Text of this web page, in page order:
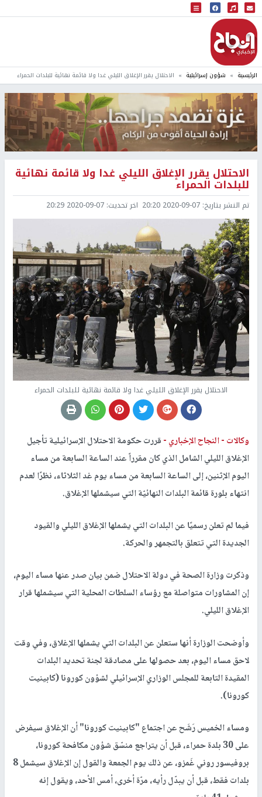
البث المباشر
إذاعة النجاح
الرئيسية شؤون إسرائيلية الاحتلال يقرر الإغلاق الليلي غدا ولا قائمة نهائية للبلدات الحمراء
الاحتلال يقرر الإغلاق الليلي غدا ولا قائمة نهائية
للبلدات الحمراء
تم النشر بتاريخ: 2020-09-07 20:20 اخر تحديث: 2020-09-07 20:29
الاحتلال يقرر الإغلاق الليلي غدا ولا قائمة نهائية للبلدات الحمراء
وكالات -النجاح الإخباري -قررت حكومة الاحتلال الإسرائيلية تأجيل
الإغلاق الليلي الشامل الذي كان مقرراً عند الساعة السابعة من مساء
اليوم الإثنين، إلى الساعة السابعة من مساء يوم غد الثلاثاء، نظرًا لعدم
انتهاء بلورة قائمة البلدات النهائيّة التي سيشملها الإغلاق.
فيما لم تعلن رسميًا عن البلدات التي يشملها الإغلاق الليلي والقيود
الجديدة التي تتعلق بالتجمهر والحركة.
وذكرت وزارة الصحة في دولة الاحتلال ضمن بيان صدر عنها مساء اليوم،
إن المشاورات متواصلة مع رؤساء السلطات المحلية التي سيشملها قرار
الإغلاق الليلي.
وأوضحت الوزارة أنها ستعلن عن البلدات التي يشملها الإغلاق، وفي وقت
لاحق مساء اليوم، بعد حصولها على مصادقة لجنة تحديد البلدات
المقيدة التابعة للمجلس الوزاري الإسرائيلي لشؤون كورونا (كابينيت
كورونا).
ومساء الخميس رَشَح عن اجتماع "كابينيت كورونا" أن الإغلاق سيفرض
على 30 بلدة حمراء، قبل أن يتراجع منسّق شؤون مكافحة كورونا،
بروفيسور روني غَمزو، عن ذلك يوم الجمعة والقول إن الإغلاق سيشمل 8
بلدات فقط، قبل أن يبدّل رأيه، مرّة أخرى، أمس الأحد، ويقول إنه